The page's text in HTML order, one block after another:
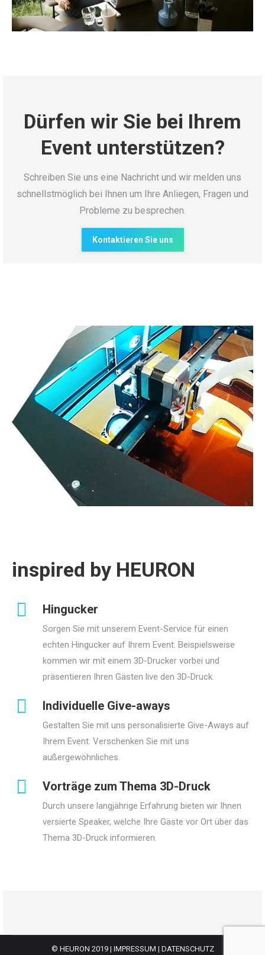
Dürfen wir Sie bei Ihrem
Event unterstützen?
Schreiben Sie uns eine Nachricht und wir melden uns
schnellstmöglich bei Ihnen um Ihre Anliegen, Fragen und
Probleme zu besprechen.
Kontaktieren Sie uns
inspired by HEURON
Hingucker
Sorgen Sie mit unserem Event-Service für einen
echten Hingucker auf Ihrem Event. Beispielsweise
kommen wir mit einem 3D-Drucker vorbei und
präsentieren Ihren Gästen live den 3D-Druck.
Individuelle Give-aways
Gestalten Sie mit uns personalisierte Give-Aways auf
Ihrem Event. Verschenken Sie mit uns
außergewöhnliches.
Vorträge zum Thema 3D-Druck
Durch unsere langjährige Erfahrung bieten wir Ihnen
versierte Speaker, welche Ihre Gäste vor Ort über das
Thema 3D-Druck informieren.
© HEURON 2019| IMPRESSUM | DATENSCHUTZ